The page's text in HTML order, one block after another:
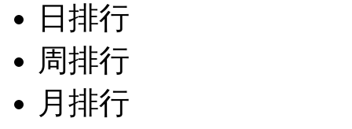
日排行
周排行
月排行